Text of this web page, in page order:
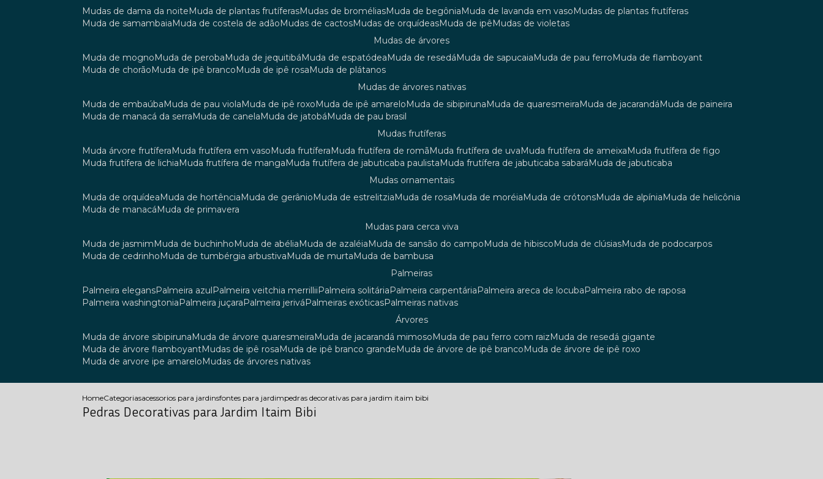
mudas de dama da noite
muda de plantas frutíferas mudas de bromélias muda de begônia muda de lavanda em vaso
mudas de plantas frutíferas
muda de samambaia
muda de costela de adão mudas de cactos mudas de orquídeas muda de ipê
mudas de violetas
mudas de árvores
muda de mogno
muda de peroba muda de jequitibá muda de espatódea muda de resedá muda de sapucaia muda de pau ferro
muda de flamboyant
muda de chorão
muda de ipê branco muda de ipê rosa
muda de plátanos
mudas de árvores nativas
muda de embaúba
muda de pau viola muda de ipê roxo muda de ipê amarelo muda de sibipiruna muda de quaresmeira muda de jacarandá
muda de paineira
muda de manacá da serra
muda de canela muda de jatobá
muda de pau brasil
mudas frutíferas
muda árvore frutífera
muda frutífera em vaso muda frutífera muda frutífera de romã muda frutífera de uva muda frutífera de ameixa
muda frutífera de figo
muda frutífera de lichia
muda frutífera de manga muda frutífera de jabuticaba paulista muda frutífera de jabuticaba sabará
muda de jabuticaba
mudas ornamentais
muda de orquídea
muda de hortência muda de gerânio muda de estrelitzia muda de rosa muda de moréia muda de crótons muda de alpínia
muda de helicônia
muda de manacá
muda de primavera
mudas para cerca viva
muda de jasmim
muda de buchinho muda de abélia muda de azaléia muda de sansão do campo muda de hibisco muda de clúsias
muda de podocarpos
muda de cedrinho
muda de tumbérgia arbustiva muda de murta
muda de bambusa
palmeiras
palmeira elegans
palmeira azul palmeira veitchia merrillii palmeira solitária palmeira carpentária palmeira areca de locuba
palmeira rabo de raposa
palmeira washingtonia
palmeira juçara palmeira jerivá palmeiras exóticas
palmeiras nativas
árvores
muda de árvore sibipiruna
muda de árvore quaresmeira muda de jacarandá mimoso muda de pau ferro com raiz
muda de resedá gigante
muda de árvore flamboyant
mudas de ipê rosa muda de ipê branco grande muda de árvore de ipê branco
muda de árvore de ipê roxo
muda de arvore ipe amarelo
mudas de árvores nativas
HomeCategoriasacessorios para jardinsfontes para jardimpedras decorativas para jardim itaim bibi
Pedras Decorativas para Jardim Itaim Bibi